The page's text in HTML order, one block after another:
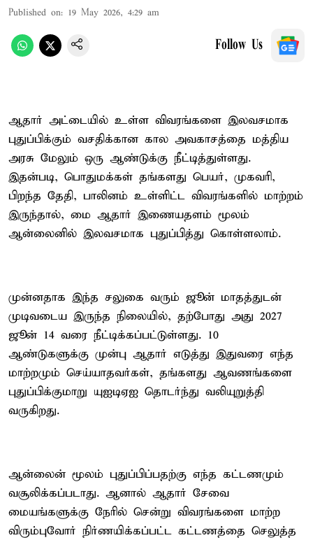
Published on: 19 May 2026, 4:29 am
Follow Us
ஆதார் அட்டையில் உள்ள விவரங்களை இலவசமாக
புதுப்பிக்கும் வசதிக்கான கால அவகாசத்தை மத்திய
அரசு மேலும் ஒரு ஆண்டுக்கு நீட்டித்துள்ளது.
இதன்படி, பொதுமக்கள் தங்களது பெயர், முகவரி,
பிறந்த தேதி, பாலினம் உள்ளிட்ட விவரங்களில் மாற்றம்
இருந்தால், மை ஆதார் இணையதளம் மூலம்
ஆன்லைனில் இலவசமாக புதுப்பித்து கொள்ளலாம்.
முன்னதாக இந்த சலுகை வரும் ஜூன் மாதத்துடன்
முடிவடைய இருந்த நிலையில், தற்போது அது 2027
ஜூன் 14 வரை நீட்டிக்கப்பட்டுள்ளது. 10
ஆண்டுகளுக்கு முன்பு ஆதார் எடுத்து இதுவரை எந்த
மாற்றமும் செய்யாதவர்கள், தங்களது ஆவணங்களை
புதுப்பிக்குமாறு யுஐடிஏஐ தொடர்ந்து வலியுறுத்தி
வருகிறது.
ஆன்லைன் மூலம் புதுப்பிப்பதற்கு எந்த கட்டணமும்
வசூலிக்கப்படாது. ஆனால் ஆதார் சேவை
மையங்களுக்கு நேரில் சென்று விவரங்களை மாற்ற
விரும்புவோர் நிர்ணயிக்கப்பட்ட கட்டணத்தை செலுத்த